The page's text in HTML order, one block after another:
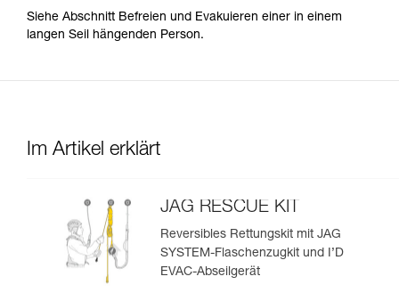
Siehe Abschnitt Befreien und Evakuieren einer in einem
langen Seil hängenden Person.
Im Artikel erklärt
JAG RESCUE KIT
Reversibles Rettungskit mit JAG
SYSTEM-Flaschenzugkit und I’D
EVAC-Abseilgerät